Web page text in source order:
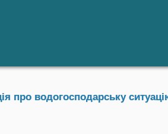
про водогосподарську